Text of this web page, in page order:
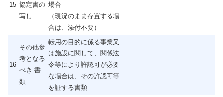
15 協定書の
写し
場合
（現況のまま存置する場
合は、添付不要）
16
その他参
考となる
べき 書
類
転用の目的に係る事業又
は施設に関して、関係法
令等により許認可が必要
な場合は、その許認可等
を証する書類